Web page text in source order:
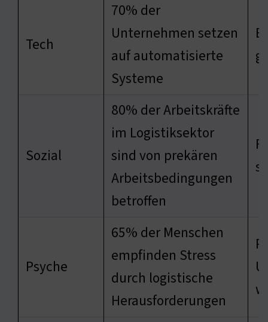
Tech
70% der
Unternehmen setzen
auf automatisierte
Systeme
Sozial
80% der Arbeitskräfte
im Logistiksektor
sind von prekären
Arbeitsbedingungen
betroffen
Psyche
65% der Menschen
empfinden Stress
durch logistische
Herausforderungen